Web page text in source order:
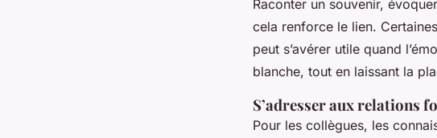
Raconter un souvenir,
cela renforce le lien.
peut s’avérer utile quand
blanche, tout en laissant la
S’adresser aux relations
Pour les collègues, les